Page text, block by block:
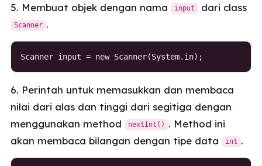
5. Membuat objek dengan nama input dari class
Scanner .
Scanner input = new Scanner(System.in);
6. Perintah untuk memasukkan dan membaca
nilai dari alas dan tinggi dari segitiga dengan
menggunakan method nextInt() . Method ini
akan membaca bilangan dengan tipe data int .